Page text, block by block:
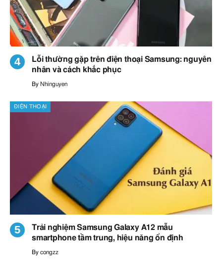
Lỗi thường gặp trên điện thoại Samsung: nguyên
nhân và cách khắc phục
By Nhinguyen
ĐIỆN THOẠI
Trải nghiệm Samsung Galaxy A12 mẫu
smartphone tầm trung, hiệu năng ổn định
By congzz